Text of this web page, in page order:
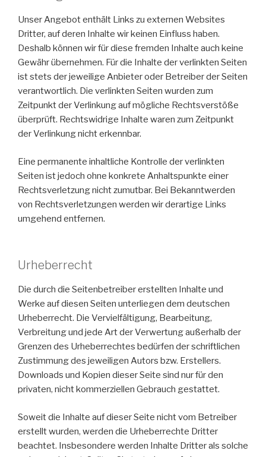
Unser Angebot enthält Links zu externen Websites
Dritter, auf deren Inhalte wir keinen Einfluss haben.
Deshalb können wir für diese fremden Inhalte auch keine
Gewähr übernehmen. Für die Inhalte der verlinkten Seiten
ist stets der jeweilige Anbieter oder Betreiber der Seiten
verantwortlich. Die verlinkten Seiten wurden zum
Zeitpunkt der Verlinkung auf mögliche Rechtsverstöße
überprüft. Rechtswidrige Inhalte waren zum Zeitpunkt
der Verlinkung nicht erkennbar.
Eine permanente inhaltliche Kontrolle der verlinkten
Seiten ist jedoch ohne konkrete Anhaltspunkte einer
Rechtsverletzung nicht zumutbar. Bei Bekanntwerden
von Rechtsverletzungen werden wir derartige Links
umgehend entfernen.
Urheberrecht
Die durch die Seitenbetreiber erstellten Inhalte und
Werke auf diesen Seiten unterliegen dem deutschen
Urheberrecht. Die Vervielfältigung, Bearbeitung,
Verbreitung und jede Art der Verwertung außerhalb der
Grenzen des Urheberrechtes bedürfen der schriftlichen
Zustimmung des jeweiligen Autors bzw. Erstellers.
Downloads und Kopien dieser Seite sind nur für den
privaten, nicht kommerziellen Gebrauch gestattet.
Soweit die Inhalte auf dieser Seite nicht vom Betreiber
erstellt wurden, werden die Urheberrechte Dritter
beachtet. Insbesondere werden Inhalte Dritter als solche